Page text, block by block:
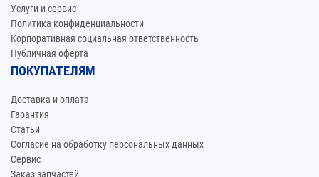
Услуги и сервис
Политика конфиденциальности
Корпоративная социальная ответственность
Публичная оферта
ПОКУПАТЕЛЯМ
Доставка и оплата
Гарантия
Статьи
Согласие на обработку персональных данных
Сервис
Заказ запчастей